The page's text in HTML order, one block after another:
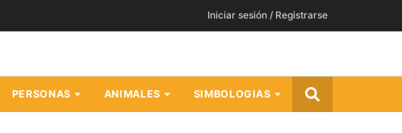
Iniciar sesión / Registrarse
PERSONAS ANIMALES SIMBOLOGIAS